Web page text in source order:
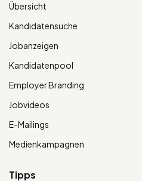
Übersicht
Kandidatensuche
Jobanzeigen
Kandidatenpool
Employer Branding
Jobvideos
E-Mailings
Medienkampagnen
Tipps